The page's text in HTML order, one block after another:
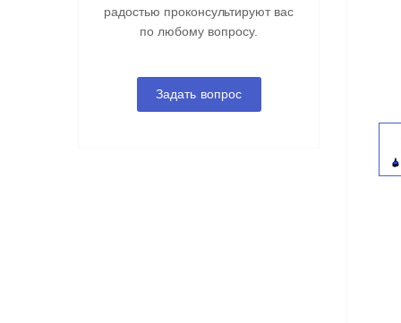
радостью проконсультируют вас
по любому вопросу.
Задать вопрос